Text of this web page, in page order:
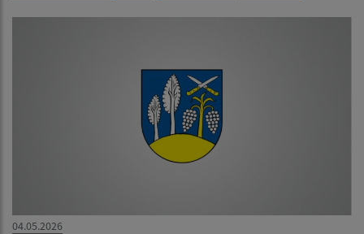
04.05.2026